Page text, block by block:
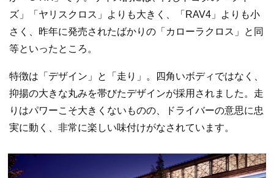
ズ」「ヤリスクロス」よりも大きく、「RAV4」よりも小
さく、昨年に発売されたばかりの「カローラクロス」と同
等といったところ。
特徴は「デザイン」と「走り」。四角いボディではなく、
抑揚の大きな丸みを帯びたデザインが採用されました。走
りはパワーこそ大きくないものの、ドライバーの意思に忠
実に動く、非常に楽しい味付けがなされています。